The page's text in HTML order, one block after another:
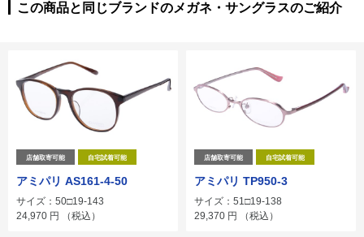
この商品と同じブランドのメガネ・サングラスのご紹介
店舗取寄可能 自宅試着可能
アミパリ AS161-4-50
サイズ：50□19-143
24,970 円 （税込）
店舗取寄可能 自宅試着可能
アミパリ TP950-3
サイズ：51□19-138
29,370 円 （税込）